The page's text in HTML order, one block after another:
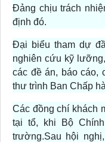
Đảng chịu trách
định đó.
Đại biểu tham dự
nghiên cứu kỹ
các đề án, báo cáo,
thư trình Ban Chấp
Các đồng chí khách
tại tổ, khi Bộ
trường.Sau hội